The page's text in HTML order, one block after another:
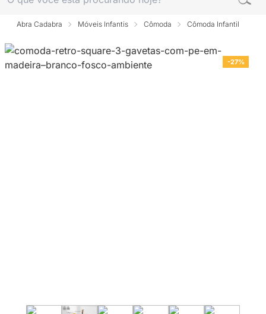
Abra Cadabra Móveis Infantis Cômoda Cômoda Infantil
-27%